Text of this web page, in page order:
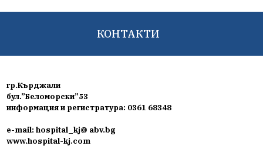
КОНТАКТИ
гр.Кърджали
бул.”Беломорски”53
информация и регистратура: 0361 68348
e-mail: hospital_kj@ abv.bg
www.hospital-kj.com